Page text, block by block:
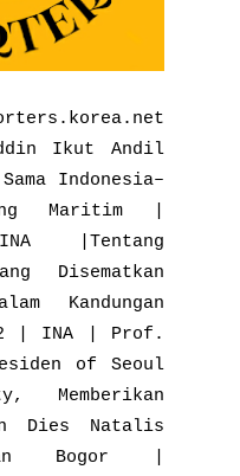
Ikut Andil
Indonesia–
Maritim |
|Tentang
Disematkan
Kandungan
| INA | Prof.
of Seoul
Memberikan
Dies Natalis
Bogor |